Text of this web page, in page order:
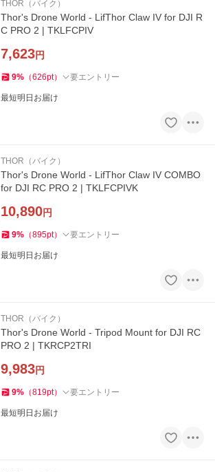
THOR（バイク）
Thor's Drone World - LifThor Claw IV for DJI R
C PRO 2 | TKLFCPIV
7,623円
9% （626pt） 要エントリー
最短明日お届け
THOR（バイク）
Thor's Drone World - LifThor Claw IV COMBO
for DJI RC PRO 2 | TKLFCPIVK
10,890円
9% （895pt） 要エントリー
最短明日お届け
THOR（バイク）
Thor's Drone World - Tripod Mount for DJI RC
PRO 2 | TKRCP2TRI
9,983円
9% （819pt） 要エントリー
最短明日お届け